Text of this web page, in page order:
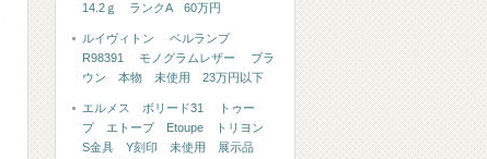
14.2ｇ ランクA 60万円
ルイヴィトン ベルランプ
R98391 モノグラムレザー ブラ
ウン 本物 未使用 23万円以下
エルメス ボリード31 トゥー
プ エトープ Etoupe トリヨン
S金具 Y刻印 未使用 展示品